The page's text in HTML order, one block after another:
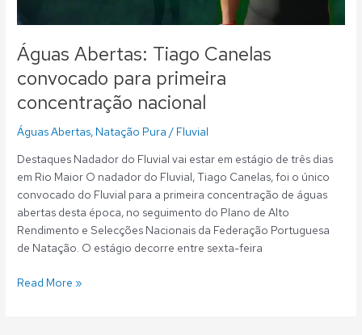
Águas Abertas: Tiago Canelas
convocado para primeira
concentração nacional
Águas Abertas, Natação Pura / Fluvial
Destaques Nadador do Fluvial vai estar em estágio de três dias
em Rio Maior O nadador do Fluvial, Tiago Canelas, foi o único
convocado do Fluvial para a primeira concentração de águas
abertas desta época, no seguimento do Plano de Alto
Rendimento e Selecções Nacionais da Federação Portuguesa
de Natação. O estágio decorre entre sexta-feira
Read More »